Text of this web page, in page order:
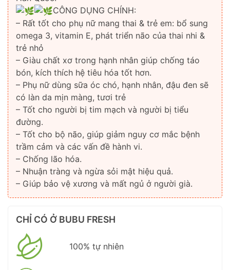
CÔNG DỤNG CHÍNH:
– Rất tốt cho phụ nữ mang thai & trẻ em: bổ sung
omega 3, vitamin E, phát triển não của thai nhi &
trẻ nhỏ
– Giàu chất xơ trong hạnh nhân giúp chống táo
bón, kích thích hệ tiêu hóa tốt hơn.
– Phụ nữ dùng sữa óc chó, hạnh nhân, đậu đen sẽ
có làn da mịn màng, tươi trẻ
– Tốt cho người bị tim mạch và người bị tiểu
đường.
– Tốt cho bộ não, giúp giảm nguy cơ mắc bệnh
trầm cảm và các vấn đề hành vi.
– Chống lão hóa.
– Nhuận tràng và ngừa sỏi mật hiệu quả.
– Giúp bảo vệ xương và mất ngủ ở người già.
CHỈ CÓ Ở BUBU FRESH
100% tự nhiên